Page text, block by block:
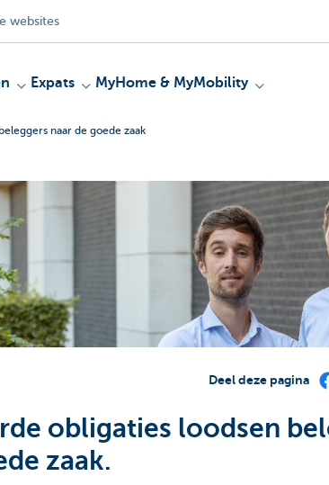
websites
Expats MyHome & MyMobility
naar de goede zaak
Deel deze pagina
obligaties loodsen
zaak.